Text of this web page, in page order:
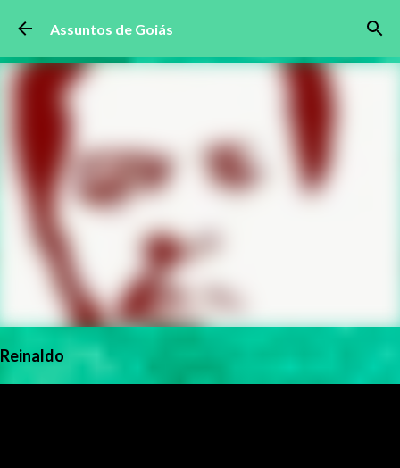
Pular para o conteúdo principal
Assuntos de Goiás
Reinaldo